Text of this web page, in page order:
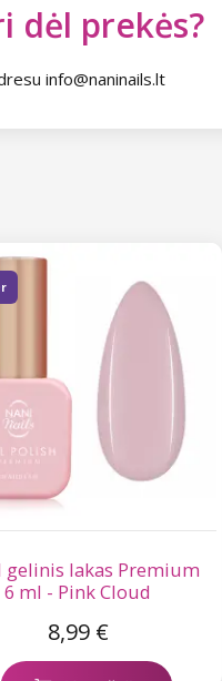
dėl prekės?
info@naninails.lt
gelinis lakas Premium
6 ml - Pink Cloud
8,99 €